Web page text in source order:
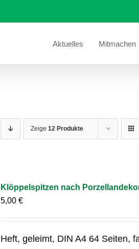
Aktuelles Mitmachen
Zeige 12 Produkte
Klöppelspitzen nach
5,00€
Heft, geleimt, DIN A4 64 Seiten,